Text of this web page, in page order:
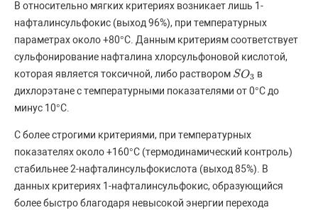
В относительно мягких критериях возникает лишь 1-
нафталинсульфокис (выход 96%), при температурных
параметрах около +80°C. Данным критериям соответствует
сульфонирование нафталина хлорсульфоновой кислотой,
которая является токсичной, либо раствором SO3
SO3 в
дихлорэтане с температурными показателями от 0°C до
минус 10°C.
С более строгими критериями, при температурных
показателях около +160°C (термодинамический контроль)
стабильнее 2-нафталинсульфокислота (выход 85%). В
данных критериях 1-нафталинсульфокис, образующийся
более быстро благодаря невысокой энергии перехода